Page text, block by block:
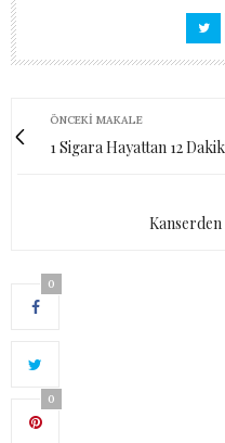
ÖNCEKI MAKALE
1 Sigara Hayattan 12
0
0